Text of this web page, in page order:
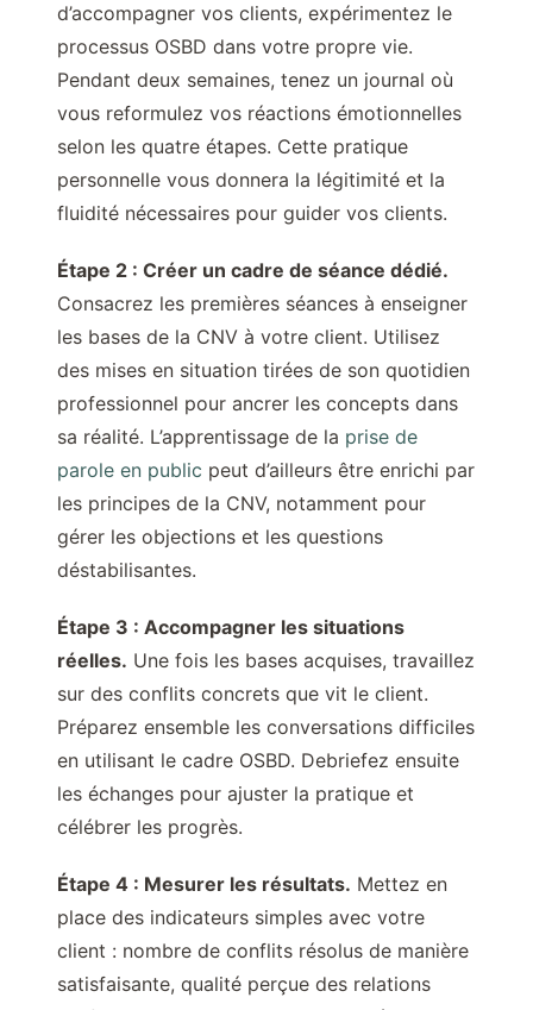
d’accompagner vos clients, expérimentez le
processus OSBD dans votre propre vie.
Pendant deux semaines, tenez un journal où
vous reformulez vos réactions émotionnelles
selon les quatre étapes. Cette pratique
personnelle vous donnera la légitimité et la
fluidité nécessaires pour guider vos clients.
Étape 2 : Créer un cadre de séance dédié.
Consacrez les premières séances à enseigner
les bases de la CNV à votre client. Utilisez
des mises en situation tirées de son quotidien
professionnel pour ancrer les concepts dans
sa réalité. L’apprentissage de la prise de
parole en public peut d’ailleurs être enrichi par
les principes de la CNV, notamment pour
gérer les objections et les questions
déstabilisantes.
Étape 3 : Accompagner les situations
réelles. Une fois les bases acquises, travaillez
sur des conflits concrets que vit le client.
Préparez ensemble les conversations difficiles
en utilisant le cadre OSBD. Debriefez ensuite
les échanges pour ajuster la pratique et
célébrer les progrès.
Étape 4 : Mesurer les résultats. Mettez en
place des indicateurs simples avec votre
client : nombre de conflits résolus de manière
satisfaisante, qualité perçue des relations